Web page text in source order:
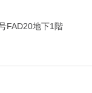
FAD20地下1階